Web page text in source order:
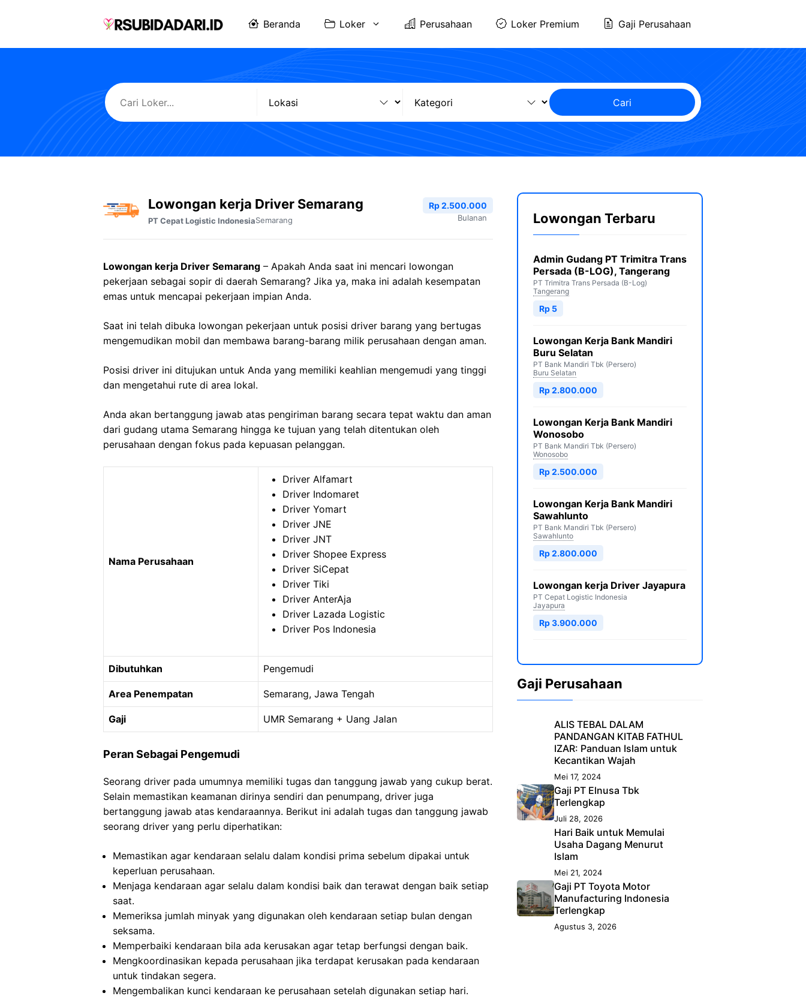
Beranda Loker Perusahaan Loker Premium Gaji Perusahaan
Cari
Lowongan kerja Driver Semarang
PT Cepat Logistic IndonesiaSemarang
Rp 2.500.000
Bulanan
Lowongan kerja Driver Semarang – Apakah Anda saat ini mencari lowongan
pekerjaan sebagai sopir di daerah Semarang? Jika ya, maka ini adalah kesempatan
emas untuk mencapai pekerjaan impian Anda.
Saat ini telah dibuka lowongan pekerjaan untuk posisi driver barang yang bertugas
mengemudikan mobil dan membawa barang-barang milik perusahaan dengan aman.
Posisi driver ini ditujukan untuk Anda yang memiliki keahlian mengemudi yang tinggi
dan mengetahui rute di area lokal.
Anda akan bertanggung jawab atas pengiriman barang secara tepat waktu dan aman
dari gudang utama Semarang hingga ke tujuan yang telah ditentukan oleh
perusahaan dengan fokus pada kepuasan pelanggan.
Nama Perusahaan
Driver Alfamart
Driver Indomaret
Driver Yomart
Driver JNE
Driver JNT
Driver Shopee Express
Driver SiCepat
Driver Tiki
Driver AnterAja
Driver Lazada Logistic
Driver Pos Indonesia
Dibutuhkan Pengemudi
Area Penempatan Semarang, Jawa Tengah
Gaji UMR Semarang + Uang Jalan
Peran Sebagai Pengemudi
Seorang driver pada umumnya memiliki tugas dan tanggung jawab yang cukup berat.
Selain memastikan keamanan dirinya sendiri dan penumpang, driver juga
bertanggung jawab atas kendaraannya. Berikut ini adalah tugas dan tanggung jawab
seorang driver yang perlu diperhatikan:
Memastikan agar kendaraan selalu dalam kondisi prima sebelum dipakai untuk
keperluan perusahaan.
Menjaga kendaraan agar selalu dalam kondisi baik dan terawat dengan baik setiap
saat.
Memeriksa jumlah minyak yang digunakan oleh kendaraan setiap bulan dengan
seksama.
Memperbaiki kendaraan bila ada kerusakan agar tetap berfungsi dengan baik.
Mengkoordinasikan kepada perusahaan jika terdapat kerusakan pada kendaraan
untuk tindakan segera.
Mengembalikan kunci kendaraan ke perusahaan setelah digunakan setiap hari.
Lowongan Terbaru
Admin Gudang PT Trimitra Trans
Persada (B-LOG), Tangerang
PT Trimitra Trans Persada (B-Log)
Tangerang
Rp 5
Lowongan Kerja Bank Mandiri
Buru Selatan
PT Bank Mandiri Tbk (Persero)
Buru Selatan
Rp 2.800.000
Lowongan Kerja Bank Mandiri
Wonosobo
PT Bank Mandiri Tbk (Persero)
Wonosobo
Rp 2.500.000
Lowongan Kerja Bank Mandiri
Sawahlunto
PT Bank Mandiri Tbk (Persero)
Sawahlunto
Rp 2.800.000
Lowongan kerja Driver Jayapura
PT Cepat Logistic Indonesia
Jayapura
Rp 3.900.000
Gaji Perusahaan
ALIS TEBAL DALAM
PANDANGAN KITAB FATHUL
IZAR: Panduan Islam untuk
Kecantikan Wajah
Mei 17, 2024
Gaji PT Elnusa Tbk
Terlengkap
Juli 28, 2026
Hari Baik untuk Memulai
Usaha Dagang Menurut
Islam
Mei 21, 2024
Gaji PT Toyota Motor
Manufacturing Indonesia
Terlengkap
Agustus 3, 2026